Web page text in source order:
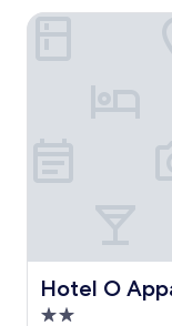
Hotel O
Hotel O
Properti
Hotel O Appartel